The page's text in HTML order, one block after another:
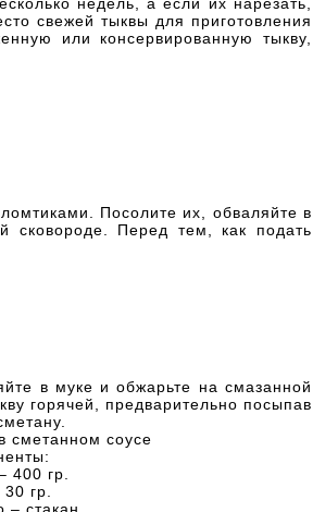
свежей тыквы для приготовления
или консервированную тыкву,
Посолите их, обваляйте в
сковороде. Перед тем, как подать
в муке и обжарьте на смазанной
горячей, предварительно посыпав
сметанном соусе
400 гр.
гр.